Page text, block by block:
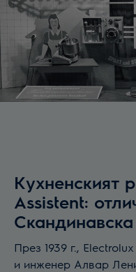
Кухненският
Assistent:
През 1939 г., Electrolux дава на шведския дизайнер
и инженер Алвар